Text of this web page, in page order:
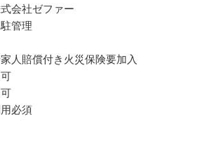
社ゼファー
管理
償付き火災保険要加入
必須